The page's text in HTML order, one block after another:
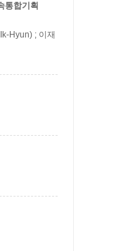
통합기획
Hyun) ; 이재